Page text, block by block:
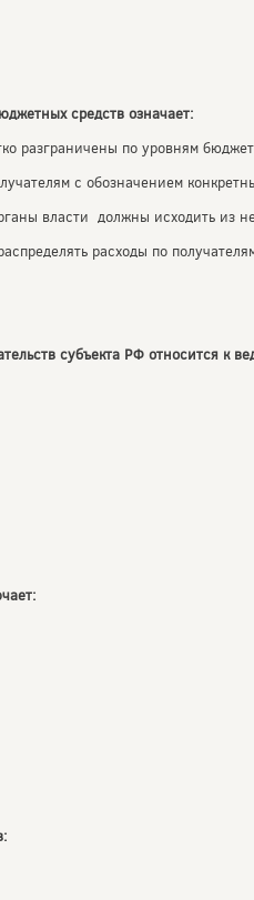
средств означает:
разграничены по уровням
с обозначением
власти должны исходить из
расходы по
субъекта РФ относится к